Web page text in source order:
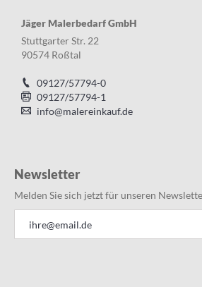
Jäger Malerbedarf GmbH
Stuttgarter Str. 22
90574 Roßtal
09127/57794-0
09127/57794-1
info@malereinkauf.de
Newsletter
Melden Sie sich jetzt für unseren
zum